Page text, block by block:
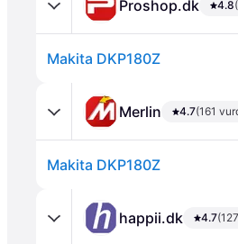
Proshop.dk 4.8
Makita DKP180Z
Merlin 4.7(161
Makita DKP180Z
happii.dk 4.7